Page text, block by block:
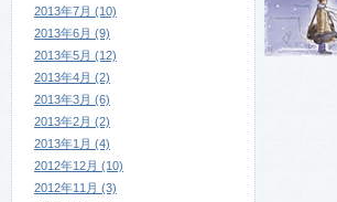
2013年7月 (10)
2013年6月 (9)
2013年5月 (12)
2013年4月 (2)
2013年3月 (6)
2013年2月 (2)
2013年1月 (4)
2012年12月 (10)
2012年11月 (3)